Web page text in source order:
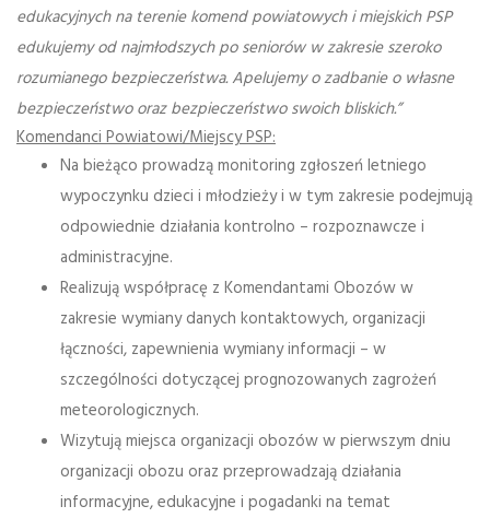
edukacyjnych na terenie komend powiatowych i miejskich PSP
edukujemy od najmłodszych po seniorów w zakresie szeroko
rozumianego bezpieczeństwa. Apelujemy o zadbanie o własne
bezpieczeństwo oraz bezpieczeństwo swoich bliskich.”
Komendanci Powiatowi/Miejscy PSP:
Na bieżąco prowadzą monitoring zgłoszeń letniego
wypoczynku dzieci i młodzieży i w tym zakresie podejmują
odpowiednie działania kontrolno – rozpoznawcze i
administracyjne.
Realizują współpracę z Komendantami Obozów w
zakresie wymiany danych kontaktowych, organizacji
łączności, zapewnienia wymiany informacji – w
szczególności dotyczącej prognozowanych zagrożeń
meteorologicznych.
Wizytują miejsca organizacji obozów w pierwszym dniu
organizacji obozu oraz przeprowadzają działania
informacyjne, edukacyjne i pogadanki na temat